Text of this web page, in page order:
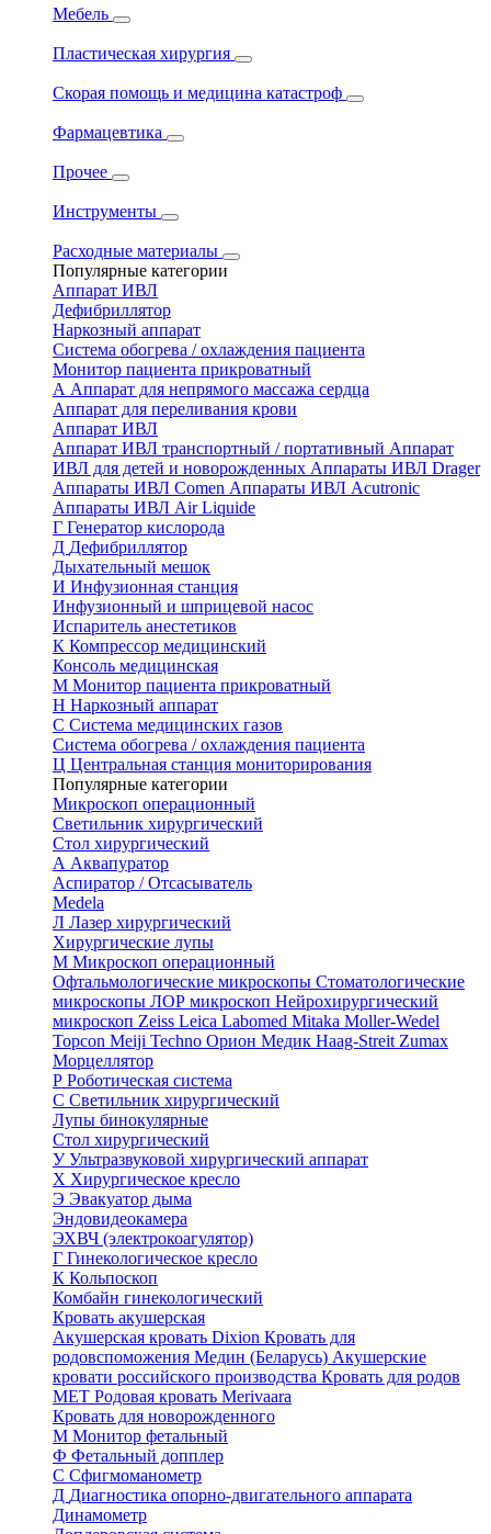
Мебель
Пластическая хирургия
Скорая помощь и медицина катастроф
Фармацевтика
Прочее
Инструменты
Расходные материалы
Популярные категории
Аппарат ИВЛ
Дефибриллятор
Наркозный аппарат
Система обогрева / охлаждения пациента
Монитор пациента прикроватный
А Аппарат для непрямого массажа сердца
Аппарат для переливания крови
Аппарат ИВЛ
Аппарат ИВЛ транспортный / портативный Аппарат
ИВЛ для детей и новорожденных Аппараты ИВЛ Drager
Аппараты ИВЛ Comen Аппараты ИВЛ Acutronic
Аппараты ИВЛ Air Liquide
Г Генератор кислорода
Д Дефибриллятор
Дыхательный мешок
И Инфузионная станция
Инфузионный и шприцевой насос
Испаритель анестетиков
К Компрессор медицинский
Консоль медицинская
М Монитор пациента прикроватный
Н Наркозный аппарат
С Система медицинских газов
Система обогрева / охлаждения пациента
Ц Центральная станция мониторирования
Популярные категории
Микроскоп операционный
Светильник хирургический
Стол хирургический
А Аквапуратор
Аспиратор / Отсасыватель
Medela
Л Лазер хирургический
Хирургические лупы
М Микроскоп операционный
Офтальмологические микроскопы Стоматологические
микроскопы ЛОР микроскоп Нейрохирургический
микроскоп Zeiss Leica Labomed Mitaka Moller-Wedel
Topcon Meiji Techno Орион Медик Haag-Streit Zumax
Морцеллятор
Р Роботическая система
С Светильник хирургический
Лупы бинокулярные
Стол хирургический
УУльтразвуковой хирургический аппарат
Х Хирургическое кресло
Э Эвакуатор дыма
Эндовидеокамера
ЭХВЧ (электрокоагулятор)
Г Гинекологическое кресло
К Кольпоскоп
Комбайн гинекологический
Кровать акушерская
Акушерская кровать Dixion Кровать для
родовспоможения Медин (Беларусь) Акушерские
кровати российского производства Кровать для родов
МЕТ Родовая кровать Merivaara
Кровать для новорожденного
М Монитор фетальный
Ф Фетальный допплер
C Cфигмоманометр
Д Диагностика опорно-двигательного аппарата
Динамометр